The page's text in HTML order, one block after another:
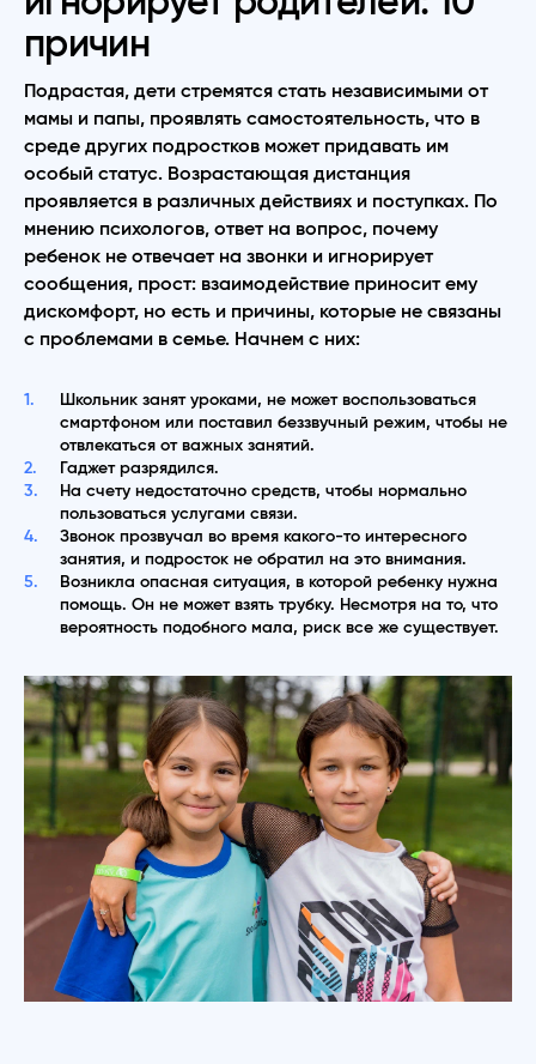
причин
Подрастая, дети стремятся стать независимыми от
мамы и папы, проявлять самостоятельность, что в
среде других подростков может придавать им
особый статус. Возрастающая дистанция
проявляется в различных действиях и поступках. По
мнению психологов, ответ на вопрос, почему
ребенок не отвечает на звонки и игнорирует
сообщения, прост: взаимодействие приносит ему
дискомфорт, но есть и причины, которые не связаны
с проблемами в семье. Начнем с них:
Школьник занят уроками, не может воспользоваться
смартфоном или поставил беззвучный режим, чтобы не
отвлекаться от важных занятий.
Гаджет разрядился.
На счету недостаточно средств, чтобы нормально
пользоваться услугами связи.
Звонок прозвучал во время какого-то интересного
занятия, и подросток не обратил на это внимания.
Возникла опасная ситуация, в которой ребенку нужна
помощь. Он не может взять трубку. Несмотря на то, что
вероятность подобного мала, риск все же существует.